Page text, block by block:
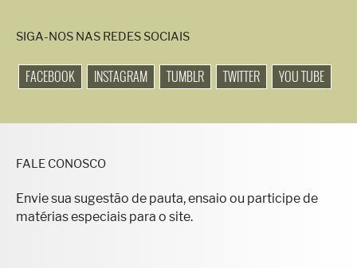
SIGA-NOS NAS REDES SOCIAIS
FACEBOOK INSTAGRAM TUMBLR TWITTER YOU TUBE
FALE CONOSCO
Envie sua sugestão de pauta, ensaio ou participe de
matérias especiais para o site.